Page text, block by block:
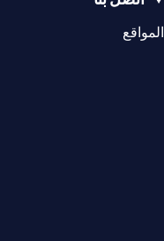
المواقع
(opens in a new tab)